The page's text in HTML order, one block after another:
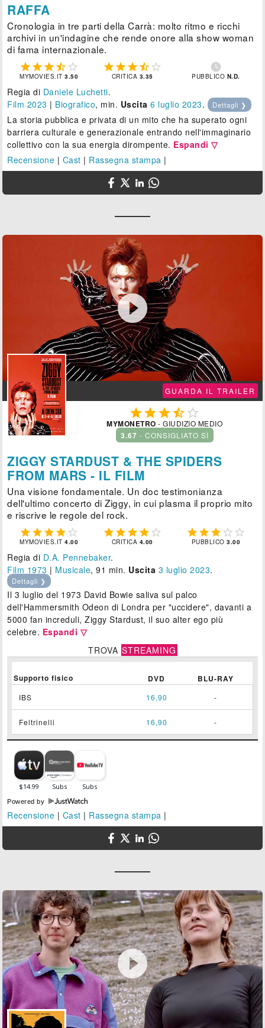
RAFFA
Cronologia in tre parti della Carrà: molto ritmo e ricchi
archivi in un'indagine che rende onore alla show woman
di fama internazionale.
    
MYMOVIES.IT3.50
    
CRITICA 3.35

PUBBLICO N.D.
Regia di Daniele Luchetti.
Film 2023 | Biografico, min. Uscita 6 luglio 2023. Dettagli ❯
La storia pubblica e privata di un mito che ha superato ogni
barriera culturale e generazionale entrando nell'immaginario
collettivo con la sua energia dirompente. Espandi ▽
Recensione | Cast | Rassegna stampa |

GUARDA IL TRAILER
 
MYMONETRO - GIUDIZIO MEDIO
3.67 - CONSIGLIATO SÌ
ZIGGY STARDUST & THE SPIDERS
FROM MARS - IL FILM
Una visione fondamentale. Un doc testimonianza
dell'ultimo concerto di Ziggy, in cui plasma il proprio mito
e riscrive le regole del rock.
    
MYMOVIES.IT4.00
    
CRITICA 4.00
    
PUBBLICO3.00
Regia di D.A. Pennebaker.
Film 1973 | Musicale, 91 min. Uscita 3 luglio 2023.
Dettagli ❯
Il 3 luglio del 1973 David Bowie saliva sul palco
dell'Hammersmith Odeon di Londra per "uccidere", davanti a
5000 fan increduli, Ziggy Stardust, il suo alter ego più
celebre. Espandi ▽
TROVA STREAMING
Supporto fisico DVD BLU-RAY
IBS 16,90 -
Feltrinelli 16,90 -
Powered by
Recensione | Cast | Rassegna stampa |
